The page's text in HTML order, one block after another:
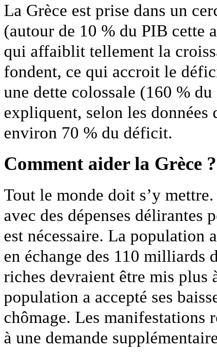
La Grèce est prise dans un
(autour de 10 % du PIB cette
qui affaiblit tellement la
fondent, ce qui accroit le
une dette colossale (160 %
expliquent, selon les données
environ 70 % du déficit.
Comment aider la Grèce
Tout le monde doit s’y
avec des dépenses délirantes
est nécessaire. La population
en échange des 110 milliards
riches devraient être mis plus
population a accepté ses
chômage. Les manifestations
à une demande